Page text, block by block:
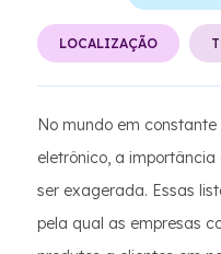
LOCALIZAÇÃO
No mundo em
eletrônico, a
ser exagerada. Essas
pela qual as empresas